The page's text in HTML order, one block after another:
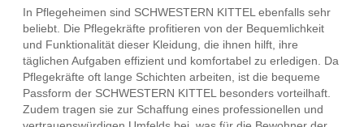
In Pflegeheimen sind SCHWESTERN KITTEL ebenfalls sehr
beliebt. Die Pflegekräfte profitieren von der Bequemlichkeit
und Funktionalität dieser Kleidung, die ihnen hilft, ihre
täglichen Aufgaben effizient und komfortabel zu erledigen. Da
Pflegekräfte oft lange Schichten arbeiten, ist die bequeme
Passform der SCHWESTERN KITTEL besonders vorteilhaft.
Zudem tragen sie zur Schaffung eines professionellen und